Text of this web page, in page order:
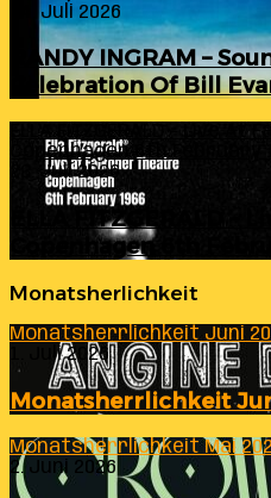
24. Juli 2026
RANDY INGRAM –
Celebration Of Bill
ELLA FITZGERALD – Live At
Copenhagen 6th February
23. Juli 2026
ELLA FITZGERALD –
Copenhagen 6th
Monatsherlichkeit
Monatsherrlichkeit Juni
1. Juli 2026
Monatsherrlichkeit
Monatsherrlichkeit Mai
2. Juni 2026